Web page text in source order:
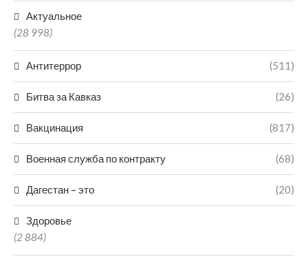
Актуальное
(28 998)
Антитеррор (511)
Битва за Кавказ (26)
Вакцинация (817)
Военная служба по контракту (68)
Дагестан – это (20)
Здоровье
(2 884)